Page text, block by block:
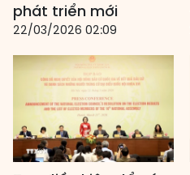
phát triển mới
22/03/2026 02:09